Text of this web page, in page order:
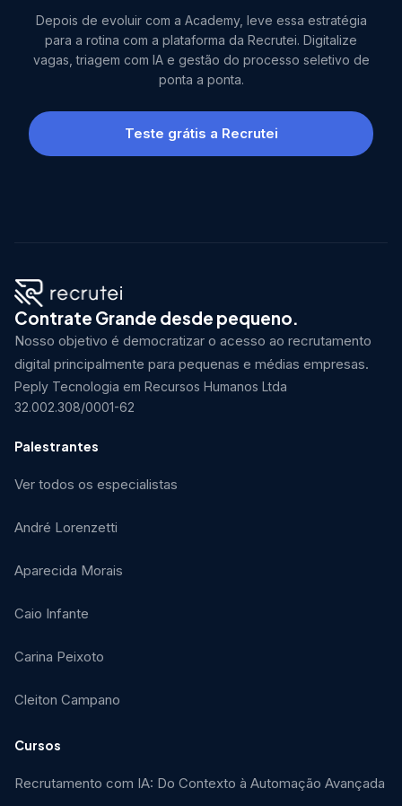
Depois de evoluir com a Academy, leve essa estratégia
para a rotina com a plataforma da Recrutei. Digitalize
vagas, triagem com IA e gestão do processo seletivo de
ponta a ponta.
Teste grátis a Recrutei
Contrate Grande desde pequeno.
Nosso objetivo é democratizar o acesso ao recrutamento
digital principalmente para pequenas e médias empresas.
Peply Tecnologia em Recursos Humanos Ltda
32.002.308/0001-62
Palestrantes
Ver todos os especialistas
André Lorenzetti
Aparecida Morais
Caio Infante
Carina Peixoto
Cleiton Campano
Cursos
Recrutamento com IA: Do Contexto à Automação Avançada